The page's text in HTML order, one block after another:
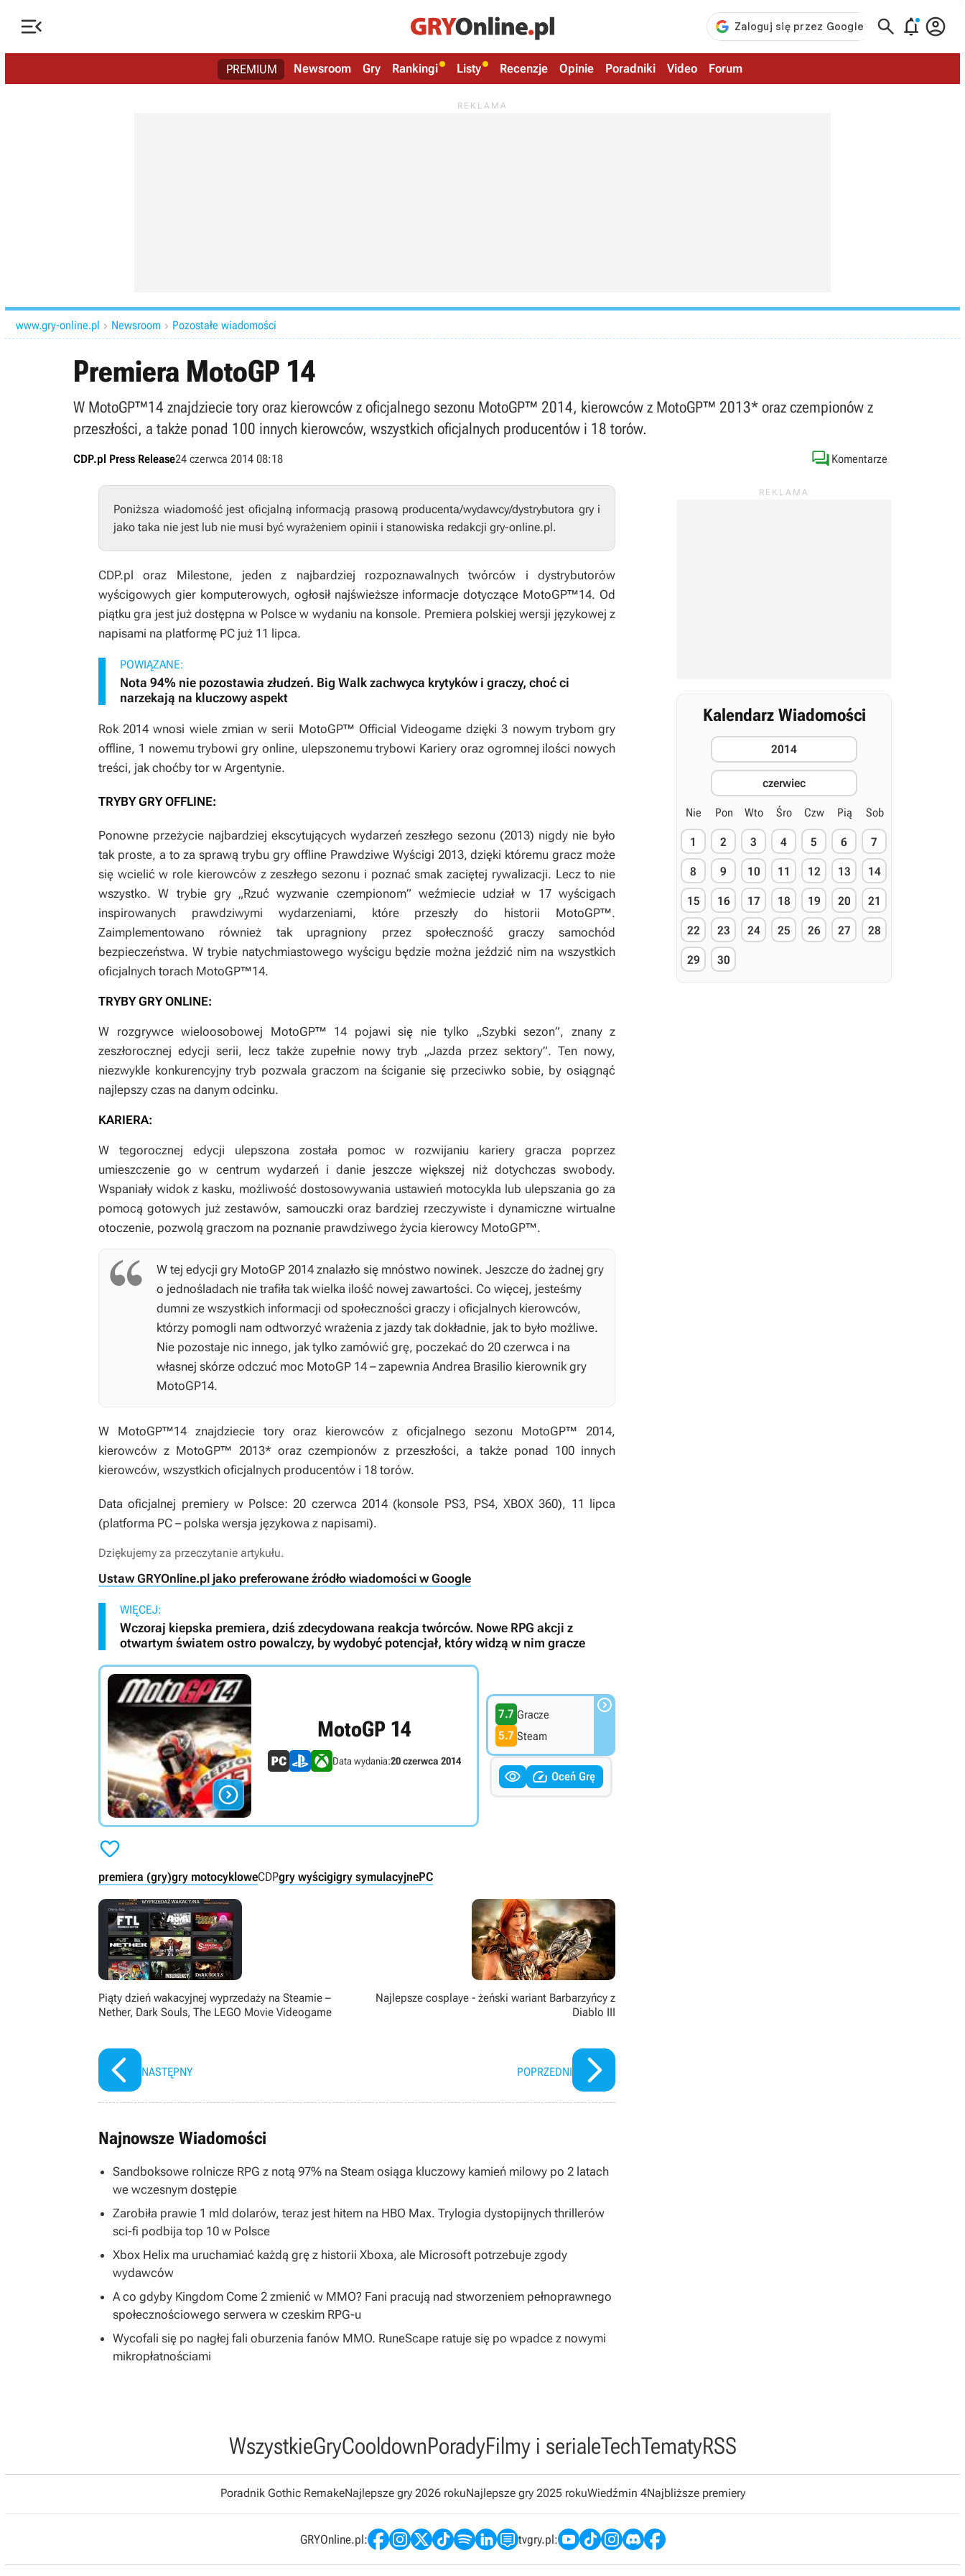
   
PREMIUM Newsroom Gry Rankingi Listy Recenzje Opinie Poradniki Video Forum
www.gry-online.pl  Newsroom  Pozostałe wiadomości
Premiera MotoGP 14
W MotoGP™14 znajdziecie tory oraz kierowców z oficjalnego sezonu MotoGP™ 2014, kierowców z MotoGP™ 2013* oraz czempionów z
przeszłości, a także ponad 100 innych kierowców, wszystkich oficjalnych producentów i 18 torów.
CDP.pl Press Release24 czerwca 2014 08:18  Komentarze
Poniższa wiadomość jest oficjalną informacją prasową producenta/wydawcy/dystrybutora gry i
jako taka nie jest lub nie musi być wyrażeniem opinii i stanowiska redakcji gry-online.pl.
CDP.pl oraz Milestone, jeden z najbardziej rozpoznawalnych twórców i dystrybutorów
wyścigowych gier komputerowych, ogłosił najświeższe informacje dotyczące MotoGP™14. Od
piątku gra jest już dostępna w Polsce w wydaniu na konsole. Premiera polskiej wersji językowej z
napisami na platformę PC już 11 lipca.
POWIĄZANE:
Nota 94% nie pozostawia złudzeń. Big Walk zachwyca krytyków i graczy, choć ci
narzekają na kluczowy aspekt
Rok 2014 wnosi wiele zmian w serii MotoGP™ Official Videogamedzięki 3 nowym trybom gry
offline, 1 nowemu trybowi gry online, ulepszonemu trybowi Kariery oraz ogromnej ilości nowych
treści, jak choćby tor w Argentynie.
TRYBY GRY OFFLINE:
Ponowne przeżycie najbardziej ekscytujących wydarzeń zeszłego sezonu (2013) nigdy nie było
tak proste, a to za sprawą trybu gry offline Prawdziwe Wyścigi 2013, dzięki któremu gracz może
się wcielić w role kierowców z zeszłego sezonu i poznać smak zaciętej rywalizacji. Lecz to nie
wszystko. W trybie gry „Rzuć wyzwanie czempionom” weźmiecie udział w 17 wyścigach
inspirowanych prawdziwymi wydarzeniami, które przeszły do historii MotoGP™.
Zaimplementowano również tak upragniony przez społeczność graczy samochód
bezpieczeństwa. W trybie natychmiastowego wyścigu będzie można jeździć nim na wszystkich
oficjalnych torach MotoGP™14.
TRYBY GRY ONLINE:
W rozgrywce wieloosobowej MotoGP™ 14 pojawi się nie tylko „Szybki sezon”, znany z
zeszłorocznej edycji serii, lecz także zupełnie nowy tryb „Jazda przez sektory”. Ten nowy,
niezwykle konkurencyjny tryb pozwala graczom na ściganie się przeciwko sobie, by osiągnąć
najlepszy czas na danym odcinku.
KARIERA:
W tegorocznej edycji ulepszona została pomoc w rozwijaniu kariery gracza poprzez
umieszczenie go w centrum wydarzeń i danie jeszcze większej niż dotychczas swobody.
Wspaniały widok z kasku, możliwość dostosowywania ustawień motocykla lub ulepszania go za
pomocą gotowych już zestawów, samouczki oraz bardziej rzeczywiste i dynamiczne wirtualne
otoczenie, pozwolą graczom na poznanie prawdziwego życia kierowcy MotoGP™.
W tej edycji gry MotoGP 2014 znalazło się mnóstwo nowinek. Jeszcze do żadnej gry
o jednośladach nie trafiła tak wielka ilość nowej zawartości. Co więcej, jesteśmy
dumni ze wszystkich informacji od społeczności graczy i oficjalnych kierowców,
którzy pomogli nam odtworzyć wrażenia z jazdy tak dokładnie, jak to było możliwe.
Nie pozostaje nic innego, jak tylko zamówić grę, poczekać do 20 czerwca i na
własnej skórze odczuć moc MotoGP 14 – zapewnia Andrea Brasilio kierownik gry
MotoGP14.
W MotoGP™14znajdziecie tory oraz kierowców z oficjalnego sezonu MotoGP™ 2014,
kierowców z MotoGP™ 2013* oraz czempionów z przeszłości, a także ponad 100 innych
kierowców, wszystkich oficjalnych producentów i 18 torów.
Data oficjalnej premiery w Polsce: 20 czerwca 2014 (konsole PS3, PS4, XBOX 360), 11 lipca
(platforma PC – polska wersja językowa z napisami).
Dziękujemy za przeczytanie artykułu.
Ustaw GRYOnline.pl jako preferowane źródło wiadomości w Google
WIĘCEJ:
Wczoraj kiepska premiera, dziś zdecydowana reakcja twórców. Nowe RPG akcji z
otwartym światem ostro powalczy, by wydobyć potencjał, który widzą w nim gracze

MotoGP 14
Data wydania:20 czerwca 2014
7.7 Gracze
5.7 Steam

  Oceń Grę

premiera (gry)gry motocykloweCDPgry wyścigigry symulacyjnePC
Piąty dzień wakacyjnej wyprzedaży na Steamie –
Nether, Dark Souls, The LEGO Movie Videogame
NASTĘPNY
Najlepsze cosplaye - żeński wariant Barbarzyńcy z
Diablo III
POPRZEDNI
Najnowsze Wiadomości
Sandboksowe rolnicze RPG z notą 97% na Steam osiąga kluczowy kamień milowy po 2 latach
we wczesnym dostępie
Zarobiła prawie 1 mld dolarów, teraz jest hitem na HBO Max. Trylogia dystopijnych thrillerów
sci-fi podbija top 10 w Polsce
Xbox Helix ma uruchamiać każdą grę z historii Xboxa, ale Microsoft potrzebuje zgody
wydawców
A co gdyby Kingdom Come 2 zmienić w MMO? Fani pracują nad stworzeniem pełnoprawnego
społecznościowego serwera w czeskim RPG-u
Wycofali się po nagłej fali oburzenia fanów MMO. RuneScape ratuje się po wpadce z nowymi
mikropłatnościami
Kalendarz Wiadomości
2014
czerwiec
Nie Pon Wto Śro Czw Pią Sob
1 2 3 4 5 6 7
8 9 10 11 12 13 14
15 16 17 18 19 20 21
22 23 24 25 26 27 28
29 30
WszystkieGryCooldownPoradyFilmy i serialeTechTematyRSS
Poradnik Gothic RemakeNajlepsze gry 2026 rokuNajlepsze gry 2025 rokuWiedźmin 4Najbliższe premiery
GRYOnline.pl: tvgry.pl: